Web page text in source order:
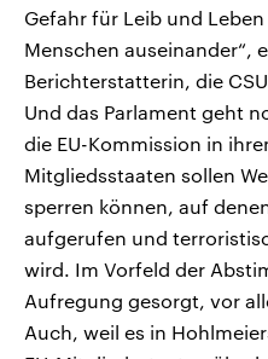
Gefahr für Leib und
Menschen auseinander“,
Berichterstatterin, die
Und das Parlament geht
die EU-Kommission in
Mitgliedsstaaten sollen
sperren können, auf
aufgerufen und
wird. Im Vorfeld der
Aufregung gesorgt, vor
Auch, weil es in